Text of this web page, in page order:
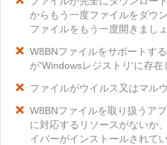
からもう一度ファイルをダウ
ファイルをもう一度開きましょ
W8BNファイルをサポートす
が'Windowsレジストリ'に存在
ファイルがウイルス又はマル
W8BNファイルを取り扱うア
に対応するリソースがないか
イバーがインストールされてい